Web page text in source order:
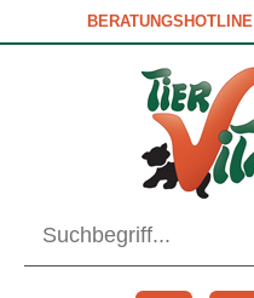
BERATUNGSHOTLINE